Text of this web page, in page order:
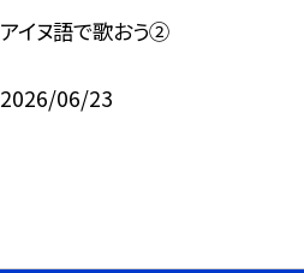
アイヌ語で歌おう②
2026/06/23